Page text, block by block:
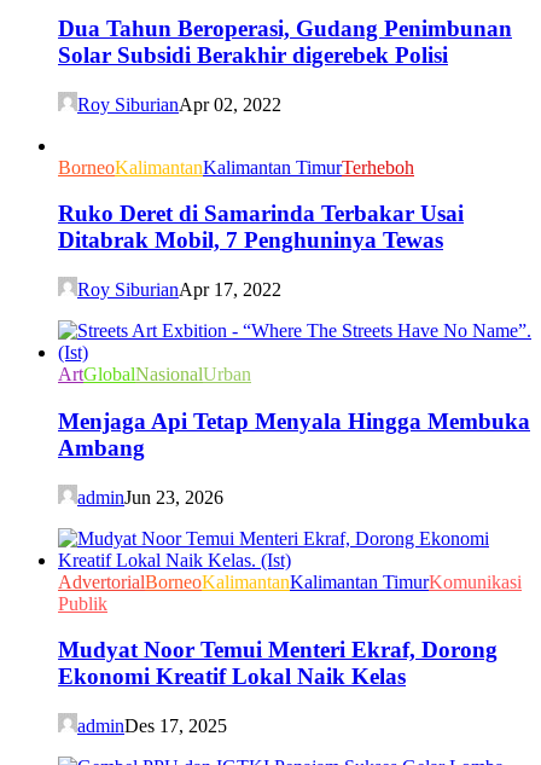
Dua Tahun Beroperasi, Gudang Penimbunan
Solar Subsidi Berakhir digerebek Polisi
Roy SiburianApr 02, 2022
BorneoKalimantanKalimantan TimurTerheboh
Ruko Deret di Samarinda Terbakar Usai
Ditabrak Mobil, 7 Penghuninya Tewas
Roy SiburianApr 17, 2022
ArtGlobalNasionalUrban
Menjaga Api Tetap Menyala Hingga Membuka
Ambang
adminJun 23, 2026
AdvertorialBorneoKalimantanKalimantan TimurKomunikasi
Publik
Mudyat Noor Temui Menteri Ekraf, Dorong
Ekonomi Kreatif Lokal Naik Kelas
adminDes 17, 2025